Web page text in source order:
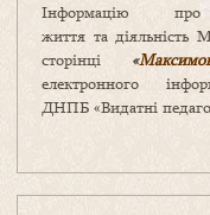
Інформацію про
життя та
сторінці «
електронного
ДНПБ «Видатні